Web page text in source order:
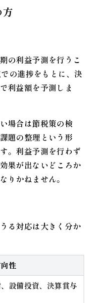
の利益予測を行うこ
の進捗をもとに、決
利益額を予測しま
場合は節税策の検
題の整理という形
。利益予測を行わず
果が出ないどころか
りかねません。
る対応は大きく分か
性
設備投資、決算賞与